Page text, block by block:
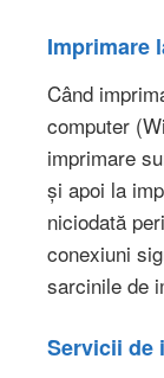
Imprimare
Când
computer
imprimare
și apoi la
niciodată
conexiuni
sarcinile de
Servicii de